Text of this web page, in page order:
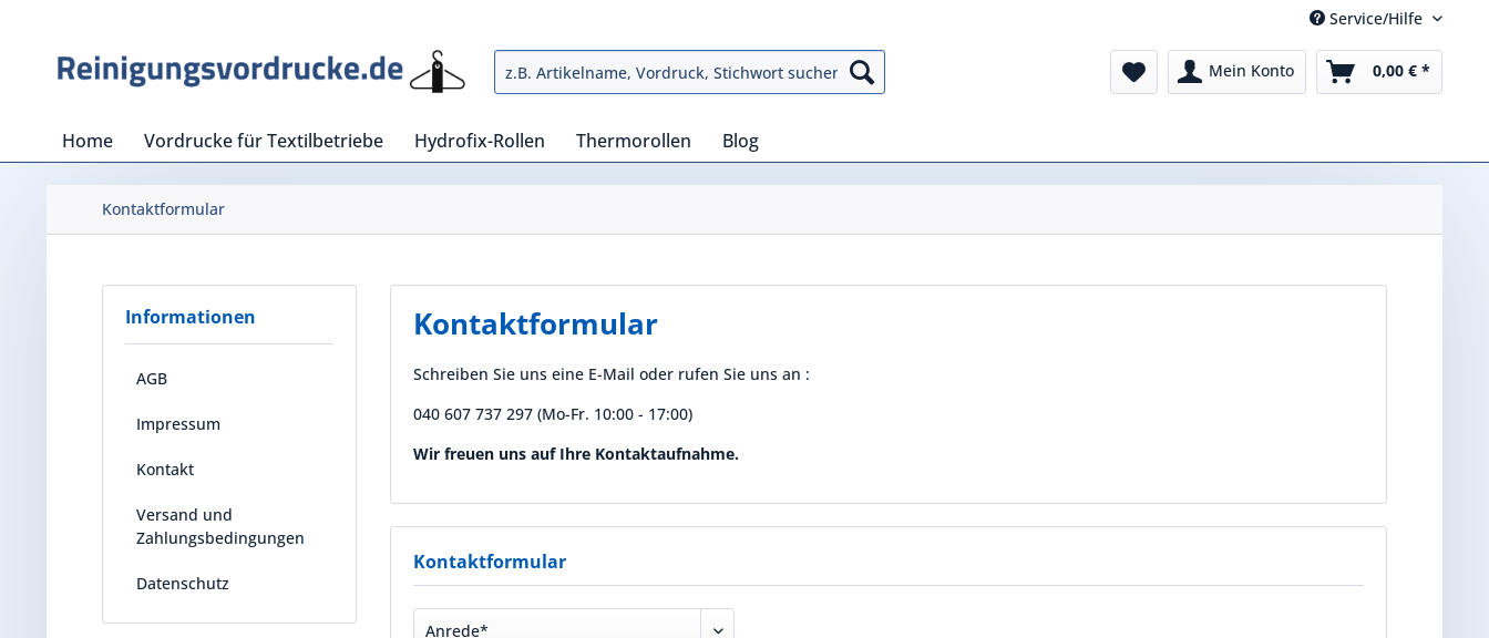
Service/Hilfe
Mein Konto 0,00 € *
Home Vordrucke für Textilbetriebe Hydrofix-Rollen Thermorollen Blog
Kontaktformular
Informationen
AGB
Impressum
Kontakt
Versand und
Zahlungsbedingungen
Datenschutz
Kontaktformular
Schreiben Sie uns eine E-Mail oder rufen Sie uns an :
040 607 737 297 (Mo-Fr. 10:00 - 17:00)
Wir freuen uns auf Ihre Kontaktaufnahme.
Kontaktformular